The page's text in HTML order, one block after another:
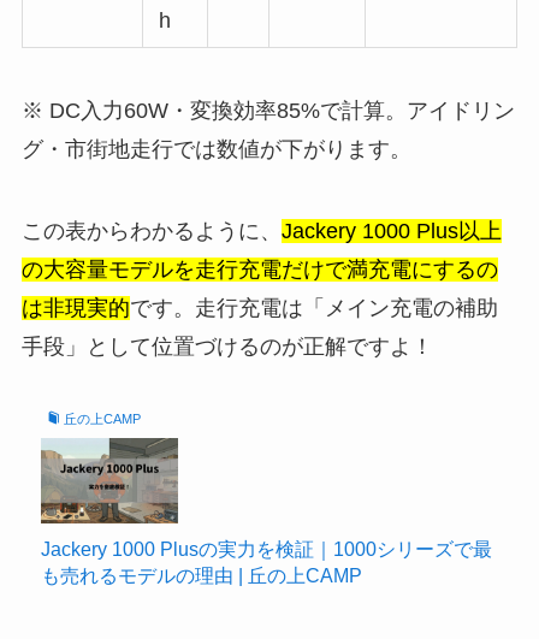
h
※ DC入力60W・変換効率85%で計算。アイドリン
グ・市街地走行では数値が下がります。
この表からわかるように、 Jackery 1000 Plus以上
の大容量モデルを走行充電だけで満充電にするの
は非現実的です。走行充電は「メイン充電の補助
手段」として位置づけるのが正解ですよ！
丘の上CAMP
Jackery 1000 Plusの実力を検証｜1000シリーズで最
も売れるモデルの理由 | 丘の上CAMP